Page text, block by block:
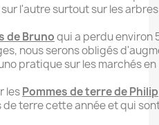
l'autre surtout sur les
de Brunoqui a perdu environ
nous serons obligés
pratique sur les marchés
lesPommes de terre de
terre cette année et qui